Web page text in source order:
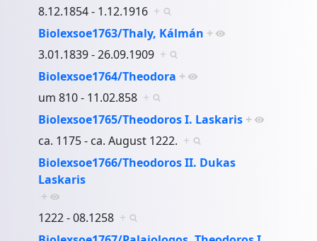
8.12.1854 - 1.12.1916 +
Biolexsoe1763/Thaly, Kálmán +
3.01.1839 - 26.09.1909 +
Biolexsoe1764/Theodora +
um 810 - 11.02.858 +
Biolexsoe1765/Theodoros I. Laskaris +
ca. 1175 - ca. August 1222. +
Biolexsoe1766/Theodoros II. Dukas
Laskaris
+
1222 - 08.1258 +